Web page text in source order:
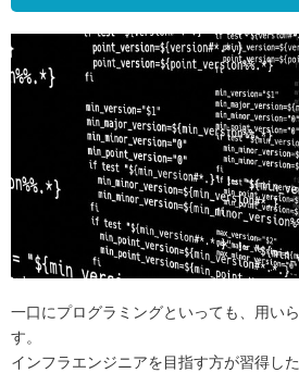
一口にプログラミングといっても、用い
す。
インフラエンジニアを目指す方が習得し